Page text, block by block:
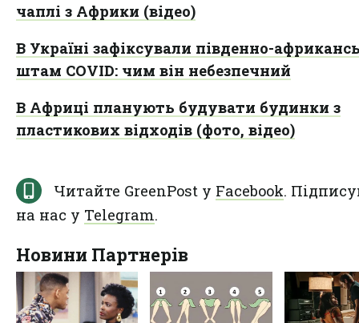
чаплі з Африки (відео)
В Україні зафіксували південно-
штам COVID: чим він небезпечний
В Африці планують будувати будинки з
пластикових відходів (фото, відео)
Читайте GreenPost у Facebook.
на нас у Telegram.